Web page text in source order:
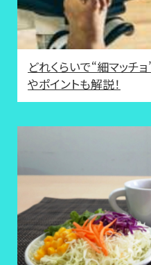
どれくらいで“細マッチ
やポイントも解説！